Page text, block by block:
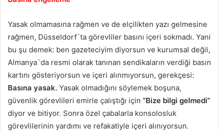
Yasak olmamasına rağmen ve de elçilikten yazı gelmesine
rağmen, Düsseldorf`ta görevliler basını içeri sokmadı. Yani
bu şu demek: ben gazeteciyim diyorsun ve kurumsal değil,
Almanya`da resmi olarak tanınan sendikaların verdiği basın
kartını gösteriyorsun ve içeri alınmıyorsun, gerekçesi:
Basına yasak. Yasak olmadığını söylemek boşuna,
güvenlik görevlileri emirle çalıştığı için “Bize bilgi gelmedi”
diyor ve bitiyor. Sonra özel çabalarla konsolosluk
görevlilerinin yardımı ve refakatiyle içeri alınıyorsun.